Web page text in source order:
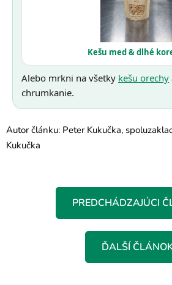
Kešu med & dlhé
Alebo mrkni na všetky kešu orechy
chrumkanie.
Autor článku: Peter Kukučka,
Kukučka
PREDCHÁDZAJÚCI
ĎALŠÍ